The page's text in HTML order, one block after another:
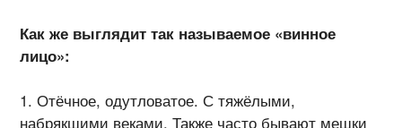
Как же выглядит так называемое «винное
лицо»:
Отёчное, одутловатое. С тяжёлыми,
набрякшими веками. Также часто бывают мешки